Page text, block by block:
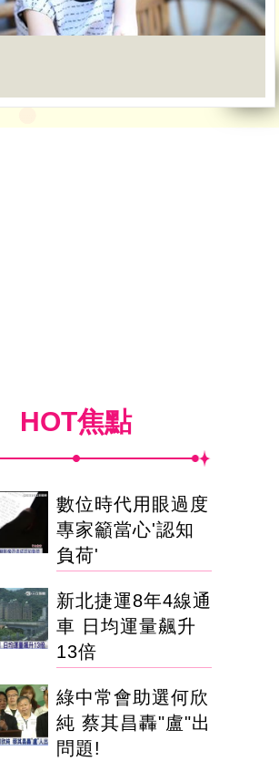
HOT焦點
數位時代用眼過度
專家籲當心'認知
負荷'
新北捷運8年4線通
車 日均運量飆升
13倍
綠中常會助選何欣
純 蔡其昌轟"盧"出
問題!